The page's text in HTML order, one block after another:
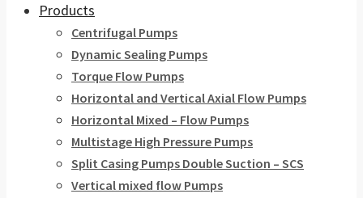
Products
Centrifugal Pumps
Dynamic Sealing Pumps
Torque Flow Pumps
Horizontal and Vertical Axial Flow Pumps
Horizontal Mixed – Flow Pumps
Multistage High Pressure Pumps
Split Casing Pumps Double Suction – SCS
Vertical mixed flow Pumps